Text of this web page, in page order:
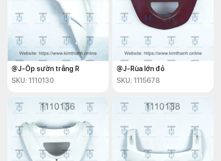
@J-Ốp sườn trắng R
SKU: 1110130
@J-Rùa lớn đỏ
SKU: 1115678